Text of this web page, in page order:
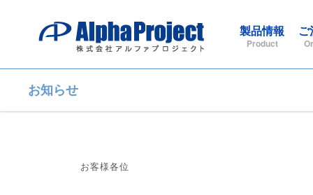
製品情報
Product
ご
お知らせ
お客様各位